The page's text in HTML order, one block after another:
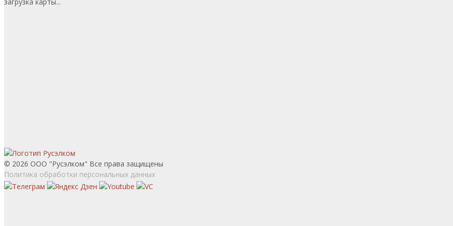
загрузка карты...
© 2026 ООО "Русэлком" Все права защищены
Политика обработки персональных данных